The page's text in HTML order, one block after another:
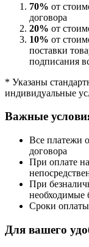
70% от
договора
20% от
10% от
поставки
подписания
* Указаны
индивидуальные
Важные
Все платежи
договора
При оплате
При
необходимые
Сроки оплаты
Для вашего